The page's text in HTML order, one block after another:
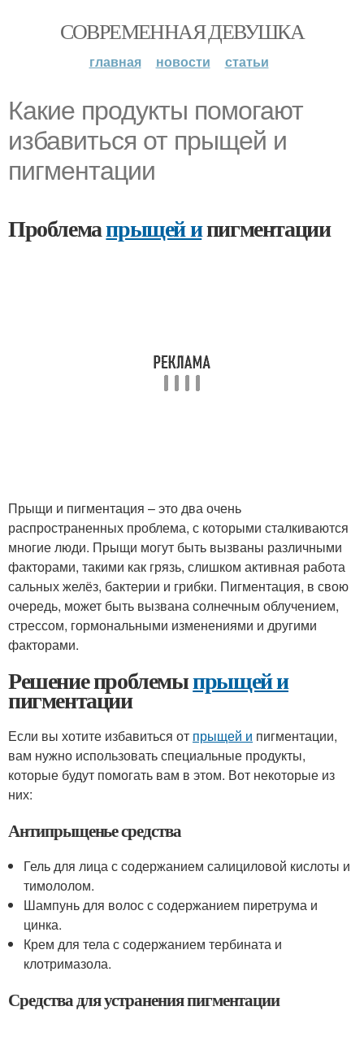
СОВРЕМЕННАЯ ДЕВУШКА
главная новости статьи
Какие продукты помогают
избавиться от прыщей и
пигментации
Проблемапрыщей ипигментации
Прыщи и пигментация – это два очень
распространенных проблема, с которыми сталкиваются
многие люди. Прыщи могут быть вызваны различными
факторами, такими как грязь, слишком активная работа
сальных желёз, бактерии и грибки. Пигментация, в свою
очередь, может быть вызвана солнечным облучением,
стрессом, гормональными изменениями и другими
факторами.
Решение проблемыпрыщей и
пигментации
Если вы хотите избавиться от прыщей и пигментации,
вам нужно использовать специальные продукты,
которые будут помогать вам в этом. Вот некоторые из
них:
Антипрыщенье средства
Гель для лица с содержанием салициловой кислоты и
тимололом.
Шампунь для волос с содержанием пиретрума и
цинка.
Крем для тела с содержанием тербината и
клотримазола.
Средства для устранения пигментации